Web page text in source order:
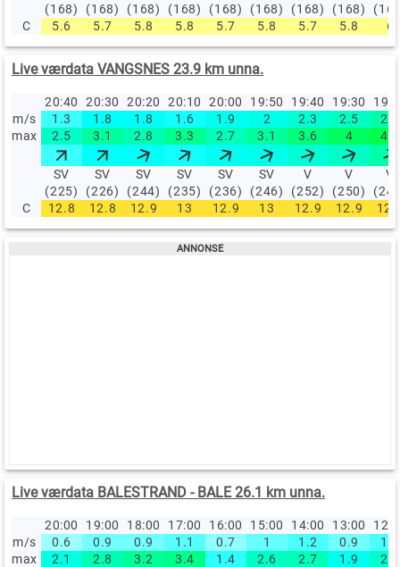
(168)
(168)
(168)
(168)
(168)
(168)
(168)
(168)
C
5.6 5.7 5.8 5.8 5.7 5.8 5.7 5.8 6
Live værdata VANGSNES 23.9 km unna.
20:40 20:30 20:20 20:10 20:00 19:50 19:40 19:30
m/s
1.3 1.8 1.8 1.6 1.9 2 2.3 2.5
2.9
max
2.5 3.1 2.8 3.3 2.7 3.1 3.6 4 4.3
SV
(225)
SV
(226)
SV
(244)
SV
(235)
SV
(236)
SV
(246)
V
(252)
V
(250)
V
C
12.8 12.8 12.9 13 12.9 13 12.9 12.9
Live værdata BALESTRAND - BALE 26.1 km unna.
20:00 19:00 18:00 17:00 16:00 15:00 14:00 13:00
m/s
0.6 0.9 0.9 1.1 0.7 1 1.2 0.9
1.2
max
2.1 2.8 3.2 3.4 1.4 2.6 2.7 1.9
2.4